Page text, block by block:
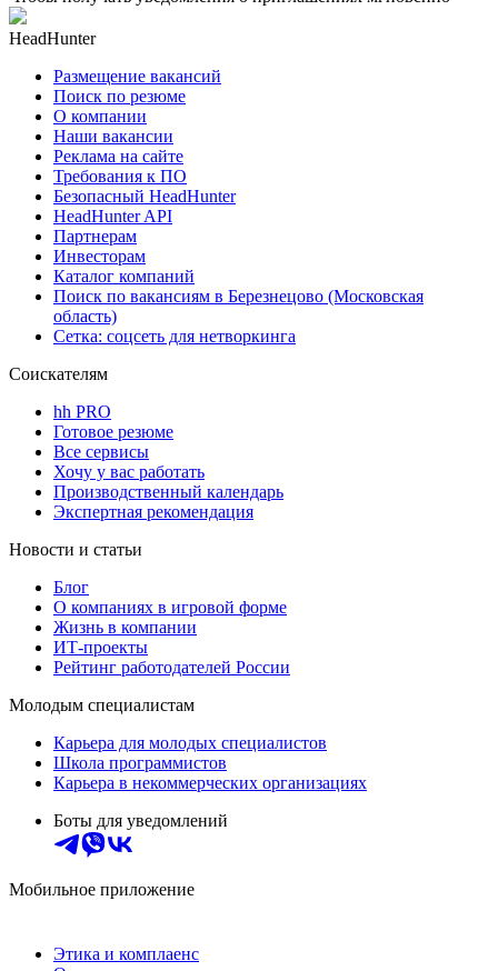
HeadHunter
Размещение вакансий
Поиск по резюме
О компании
Наши вакансии
Реклама на сайте
Требования к ПО
Безопасный HeadHunter
HeadHunter API
Партнерам
Инвесторам
Каталог компаний
Поиск по вакансиям в Березнецово (Московская
область)
Сетка: соцсеть для нетворкинга
Соискателям
hh PRO
Готовое резюме
Все сервисы
Хочу у вас работать
Производственный календарь
Экспертная рекомендация
Новости и статьи
Блог
О компаниях в игровой форме
Жизнь в компании
ИТ-проекты
Рейтинг работодателей России
Молодым специалистам
Карьера для молодых специалистов
Школа программистов
Карьера в некоммерческих организациях
Боты для уведомлений
Мобильное приложение
Этика и комплаенс